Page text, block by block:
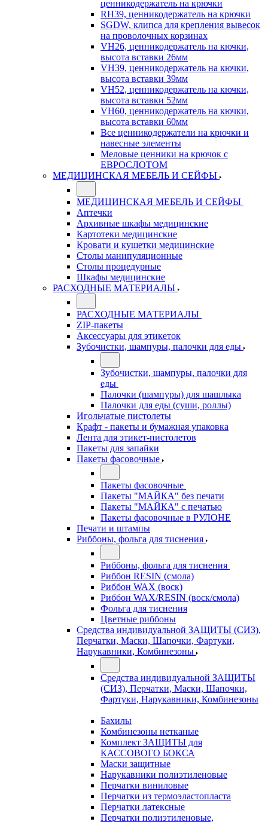
ценникодержатель на крючки
RH39, ценникодержатель на крючки
SGDW, клипса для крепления вывесок
на проволочных корзинах
VH26, ценникодержатель на кючки,
высота вставки 26мм
VH39, ценникодержатель на кючки,
высота вставки 39мм
VH52, ценникодержатель на кючки,
высота вставки 52мм
VH60, ценникодержатель на кючки,
высота вставки 60мм
Все ценникодержатели на крючки и
навесные элементы
Меловые ценники на крючок с
ЕВРОСЛОТОМ
МЕДИЦИНСКАЯ МЕБЕЛЬ И СЕЙФЫ
МЕДИЦИНСКАЯ МЕБЕЛЬ И СЕЙФЫ
Аптечки
Архивные шкафы медицинские
Картотеки медицинские
Кровати и кушетки медицинские
Столы манипуляционные
Столы процедурные
Шкафы медицинские
РАСХОДНЫЕ МАТЕРИАЛЫ
РАСХОДНЫЕ МАТЕРИАЛЫ
ZIP-пакеты
Аксессуары для этикеток
Зубочистки, шампуры, палочки для еды
Зубочистки, шампуры, палочки для
еды
Палочки (шампуры) для шашлыка
Палочки для еды (суши, роллы)
Игольчатые пистолеты
Крафт - пакеты и бумажная упаковка
Лента для этикет-пистолетов
Пакеты для запайки
Пакеты фасовочные
Пакеты фасовочные
Пакеты "МАЙКА" без печати
Пакеты "МАЙКА" с печатью
Пакеты фасовочные в РУЛОНЕ
Печати и штампы
Риббоны, фольга для тиснения
Риббоны, фольга для тиснения
Риббон RESIN (смола)
Риббон WAX (воск)
Риббон WAX/RESIN (воск/смола)
Фольга для тиснения
Цветные риббоны
Средства индивидуальной ЗАЩИТЫ (СИЗ),
Перчатки, Маски, Шапочки, Фартуки,
Нарукавники, Комбинезоны
Средства индивидуальной ЗАЩИТЫ
(СИЗ), Перчатки, Маски, Шапочки,
Фартуки, Нарукавники, Комбинезоны
Бахилы
Комбинезоны нетканые
Комплект ЗАЩИТЫ для
КАССОВОГО БОКСА
Маски защитные
Нарукавники полиэтиленовые
Перчатки виниловые
Перчатки из термоэластопласта
Перчатки латексные
Перчатки полиэтиленовые,